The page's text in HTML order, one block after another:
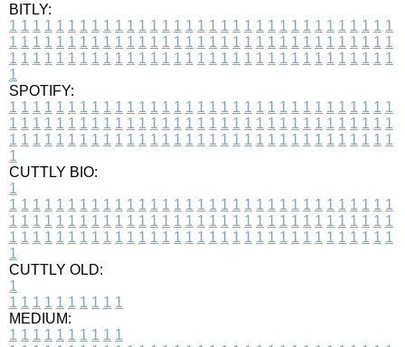
BITLY:
1 1 1 1 1 1 1 1 1 1 1 1 1 1 1 1 1 1 1 1 1 1 1 1 1 1 1 1 1 1 1 1 1
1 1 1 1 1 1 1 1 1 1 1 1 1 1 1 1 1 1 1 1 1 1 1 1 1 1 1 1 1 1 1 1 1
1 1 1 1 1 1 1 1 1 1 1 1 1 1 1 1 1 1 1 1 1 1 1 1 1 1 1 1 1 1 1 1 1
1
SPOTIFY:
1 1 1 1 1 1 1 1 1 1 1 1 1 1 1 1 1 1 1 1 1 1 1 1 1 1 1 1 1 1 1 1 1
1 1 1 1 1 1 1 1 1 1 1 1 1 1 1 1 1 1 1 1 1 1 1 1 1 1 1 1 1 1 1 1 1
1 1 1 1 1 1 1 1 1 1 1 1 1 1 1 1 1 1 1 1 1 1 1 1 1 1 1 1 1 1 1 1 1
1
CUTTLY BIO:
1
1 1 1 1 1 1 1 1 1 1 1 1 1 1 1 1 1 1 1 1 1 1 1 1 1 1 1 1 1 1 1 1 1
1 1 1 1 1 1 1 1 1 1 1 1 1 1 1 1 1 1 1 1 1 1 1 1 1 1 1 1 1 1 1 1 1
1 1 1 1 1 1 1 1 1 1 1 1 1 1 1 1 1 1 1 1 1 1 1 1 1 1 1 1 1 1 1 1 1
1
CUTTLY OLD:
1
1 1 1 1 1 1 1 1 1 1
MEDIUM:
1 1 1 1 1 1 1 1 1 1